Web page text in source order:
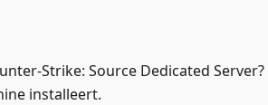
Strike: Source Dedicated
installeert.